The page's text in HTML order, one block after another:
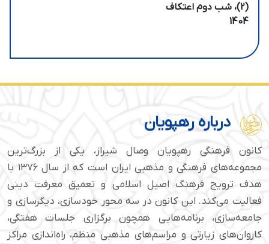
(2)، شب دوم اعتکاف
1404
درباره رهپویان
کانون فرهنگی رهپویان وصال شیراز، یکی از بزرگ‌ترین
مجموعه‌های فرهنگی و مذهبی ایران است که از سال ۱۳۷۶ با
هدف ترویج فرهنگ اصیل اسلامی و تعمیق معرفت دینی
فعالیت می‌کند. این کانون در سه محور خودسازی، دیگرسازی و
جامعه‌سازی، برنامه‌هایی همچون برگزاری جلسات هفتگی،
کاروان‌های زیارتی و مراسم‌های مذهبی منظم، راه‌اندازی مراکز